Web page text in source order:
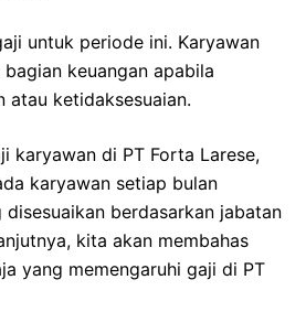
untuk periode ini. Karyawan
keuangan apabila
ketidaksesuaian.
karyawan di PT Forta Larese,
karyawan setiap bulan
berdasarkan jabatan
kita akan membahas
yang memengaruhi gaji di PT